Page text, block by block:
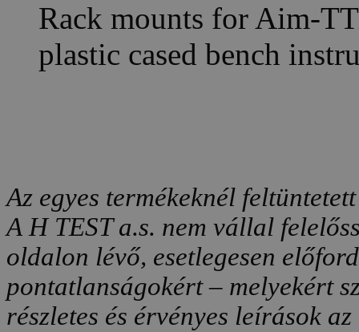
Rack mounts for Aim-
plastic cased bench
Az egyes termékeknél
A H TEST a.s. nem vállal
oldalon lévő, esetlegesen
pontatlanságokért – melyekért
részletes és érvényes leírások